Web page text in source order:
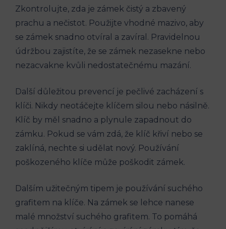
Zkontrolujte, zda je⁣ zámek čistý a ⁢zbavený
prachu a nečistot. ⁢Použijte vhodné ⁣mazivo, ‌aby
se zámek snadno otvíral a zavíral. Pravidelnou
údržbou⁣ zajistíte, že se ​zámek‍ nezasekne ⁣nebo
nezacvakne kvůli nedostatečnému ⁤mazání.
Další důležitou prevencí je pečlivé zacházení s
klíči. Nikdy ​neotáčejte klíčem ⁢silou nebo násilně.
‌Klíč by měl ​snadno a plynule zapadnout do
zámku.⁤ Pokud⁣ se vám zdá, že klíč křiví nebo se
zaklíná, nechte‍ si udělat ‌nový.‌ Používání
‌poškozeného ⁤klíče může poškodit‍ zámek.
Dalším užitečným⁢ tipem je ​používání ⁤suchého
grafitem na klíče. Na ‍zámek se lehce nanese
malé ⁣množství suchého grafitem. ‍To pomáhá